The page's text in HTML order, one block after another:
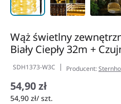
Wąż świetlny
Biały Ciepły 32m +
SDH1373-W3C Producent:
54,90 zł
54,90 zł/ szt.